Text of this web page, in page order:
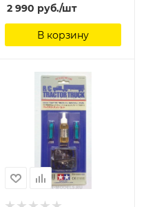
2 990 руб./шт
В корзину